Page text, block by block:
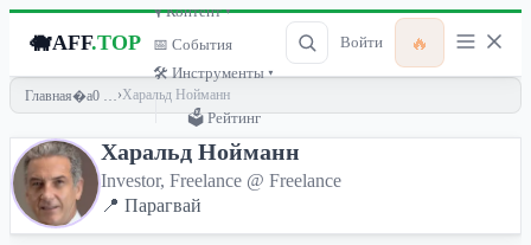
🐗AFF.TOP
🎙 Контент ▾
📅 События
🛠 Инструменты ▾
🗳 Рейтинг
Войти 🔥
Главная ›Харальд Нойманн
Харальд Нойманн
Investor, Freelance @ Freelance
📍 Парагвай